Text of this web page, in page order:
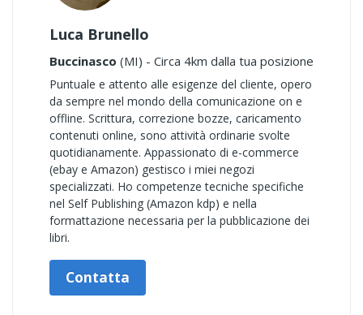
Luca Brunello
Buccinasco (MI) - Circa 4km dalla tua posizione
Puntuale e attento alle esigenze del cliente, opero
da sempre nel mondo della comunicazione on e
offline. Scrittura, correzione bozze, caricamento
contenuti online, sono attività ordinarie svolte
quotidianamente. Appassionato di e-commerce
(ebay e Amazon) gestisco i miei negozi
specializzati. Ho competenze tecniche specifiche
nel Self Publishing (Amazon kdp) e nella
formattazione necessaria per la pubblicazione dei
libri.
Contatta